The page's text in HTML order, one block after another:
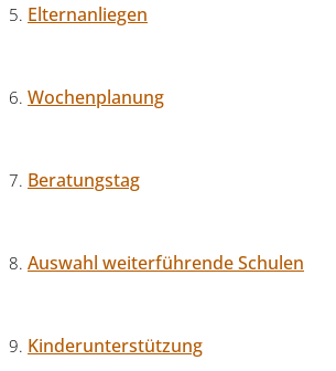
Elternanliegen
Wochenplanung
Beratungstag
Auswahl weiterführende Schulen
Kinderunterstützung